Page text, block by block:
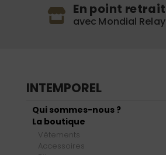
En point retrait
avec Mondial Relay
INTEMPOREL
Qui sommes-nous ?
La boutique
Vêtements
Accessoires